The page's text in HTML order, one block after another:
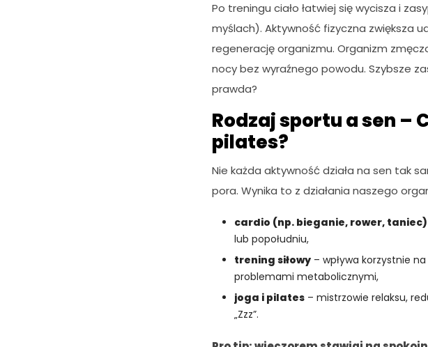
Po treningu ciało łatwiej się wycisza i
myślach). Aktywność fizyczna zwiększa
regenerację organizmu. Organizm
nocy bez wyraźnego powodu. Szybsze
prawda?
Rodzaj sportu a sen –
pilates?
Nie każda aktywność działa na sen tak
pora. Wynika to z działania naszego
cardio (np. bieganie, rower, taniec)
lub popołudniu,
trening siłowy – wpływa korzystnie
problemami metabolicznymi,
joga i pilates – mistrzowie relaksu,
„Zzz”.